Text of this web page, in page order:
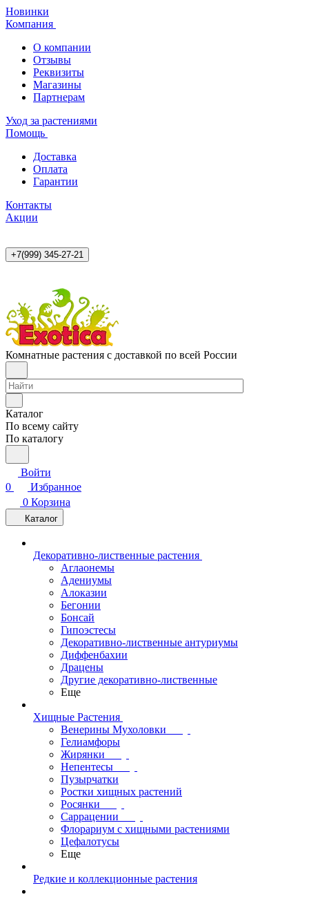
Новинки
Компания
О компании
Отзывы
Реквизиты
Магазины
Партнерам
Уход за растениями
Помощь
Доставка
Оплата
Гарантии
Контакты
Акции
+7(999) 345-27-21
Комнатные растения с доставкой по всей России
Каталог
По всему сайту
По каталогу
Войти
0
Избранное
0 Корзина
Каталог
Декоративно-лиственные растения
Аглаонемы
Адениумы
Алоказии
Бегонии
Бонсай
Гипоэстесы
Декоративно-лиственные антуриумы
Диффенбахии
Драцены
Другие декоративно-лиственные
Еще
Хищные Растения
Венерины Мухоловки
Гелиамфоры
Жирянки
Непентесы
Пузырчатки
Ростки хищных растений
Росянки
Саррацении
Флорариум с хищными растениями
Цефалотусы
Еще
Редкие и коллекционные растения